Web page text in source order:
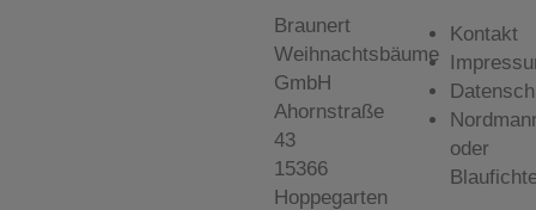
Braunert
Weihnachtsbäume
GmbH
Ahornstraße
43
15366
Hoppegarten
Kontakt
oder